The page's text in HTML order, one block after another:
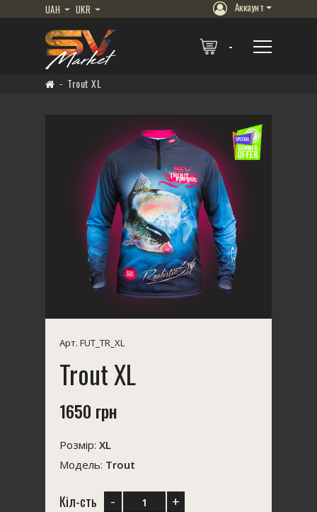
UAH UKR Аккаунт
Trout XL
Арт. FUT_TR_XL
Trout XL
1650 грн
Розмір: XL
Модель: Trout
Кіл-сть - +